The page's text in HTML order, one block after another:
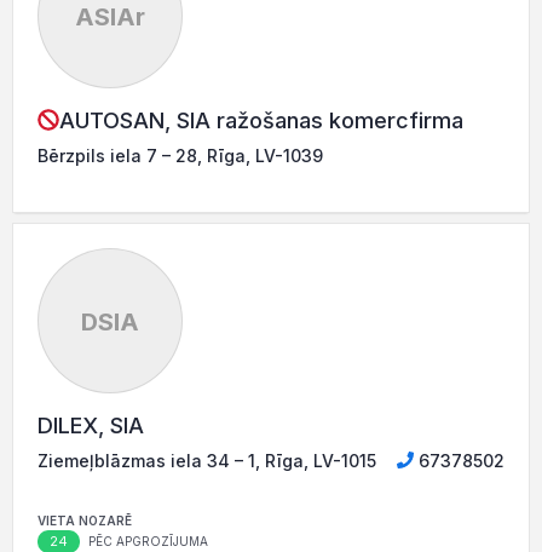
ASIAr
AUTOSAN, SIA ražošanas komercfirma
Bērzpils iela 7 – 28, Rīga, LV-1039
DSIA
DILEX, SIA
Ziemeļblāzmas iela 34 – 1, Rīga, LV-1015 67378502
VIETA NOZARĒ
24 PĒC APGROZĪJUMA